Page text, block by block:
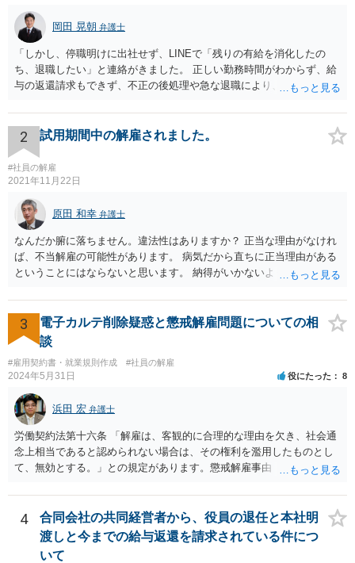
岡田 晃朝 弁護士
「しかし、停職明けに出社せず、LINEで「残りの有給を消化したの
ち、退職したい」と連絡がきました。 正しい勤務時間がわからず、給
与の返還請求もできず、不正の後処理や急な退職により、社や他のス
状況です。」 大変悪質ですね。打刻場所のデータと、これまでのタイ
ムカードの虚偽を確認し、突き付けて責任を問題にすることになるで
しょう。 詐欺もありうるでしょうね。 「正しい時間がわからないとい
うタイムカード不正打刻による返還請求はどのようにおこなえばよい
でしょうか？」 想定できる虚偽を前提に、相手と協議して詰めればよ
すべては不可能でしょうので。 相手の言動には早急には返事をせずに
弁護士と相談しながら、対応策を検討する方がよいでしょう。 また、
返還が難しい場合、損害賠償を請求する事はできますでしょうか？ 法
的には可能ですが、立証の問題があります。 協議でも問題にできそう
ですが、調停なども検討できるでしょう。 また、返還請求も損害賠償
上がります。 警察に相談されてもよい事案だとは思います。
2 試用期間中の解雇されました。
#社員の解雇
2021年11月22日
原田 和幸 弁護士
なんだか腑に落ちません。違法性はありますか？ 正当な理由がなけれ
ば、不当解雇の可能性があります。 病気だから直ちに正当理由がある
ということにはならないと思います。 納得がいかないようであれば、
ます。
3
電子カルテ削除疑惑と懲戒解雇問題についての相
談
#雇用契約書・就業規則作成 #社員の解雇
2024年5月31日 役にたった 8
浜田 宏 弁護士
労働契約法第十六条 「解雇は、客観的に合理的な理由を欠き、社会通
念上相当であると認められない場合は、その権利を濫用したものとし
て、無効とする。」との規定があります。懲戒解雇事由（通常就業規
けでは判断できませんが、解雇無効を争う余地はあるように思いま
す。 使用者の態度から見て交渉での解決は難しく、労働審判や訴訟
手続で争う必要があると思います。 なるべく早く、弁護士にご相談
されることをおすすめします。
4
合同会社の共同経営者から、役員の退任と本社明
渡しと今までの給与返還を請求されている件につ
いて